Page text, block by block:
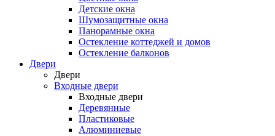
Детские окна
Шумозащитные окна
Панорамные окна
Остекление коттеджей и домов
Остекление балконов
Двери
Двери
Входные двери
Входные двери
Деревянные
Пластиковые
Алюминиевые